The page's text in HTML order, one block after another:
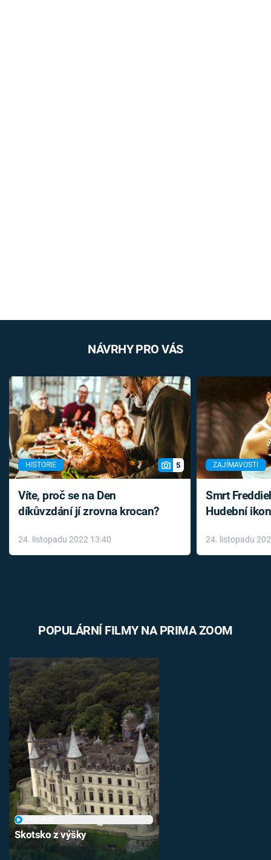
NÁVRHY PRO VÁS
HISTORIE 5
Víte, proč se na Den
díkůvzdání jí zrovna krocan?
24. listopadu 2022 13:40
ZAJÍMAVOSTI
Smrt
Hudební
léky
24. listopadu
POPULÁRNÍ FILMY NA PRIMA ZOOM
Skotsko z výšky